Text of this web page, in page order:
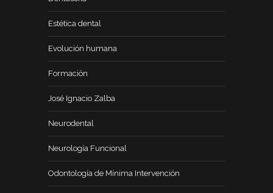
Estética dental
Evolución humana
Formación
José Ignacio Zalba
Neurodental
Neurología Funcional
Odontología de Mínima Intervención